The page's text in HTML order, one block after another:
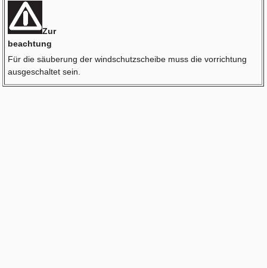
Zur
beachtung
Für die säuberung der windschutzscheibe muss die vorrichtung
ausgeschaltet sein.